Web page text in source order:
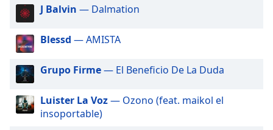
modal
window.
Beginning
dialog
Escape
J Balvin — Dalmation
Blessd — AMISTA
Grupo Firme— El Beneficio De La Duda
Luister La Voz— Ozono (feat. maikol el
insoportable)